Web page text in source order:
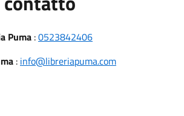
Puma :0523842406
: info@libreriapuma.com